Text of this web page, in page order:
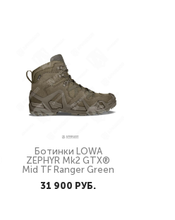
Ботинки LOWA
ZEPHYR Mk2 GTX®
Mid TF Ranger Green
31 900 PУБ.